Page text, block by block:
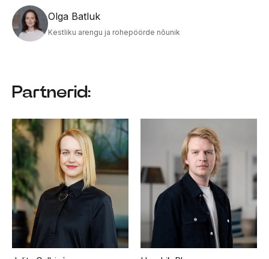
Olga Batluk
Kestliku arengu ja rohepöörde nõunik
Partnerid: